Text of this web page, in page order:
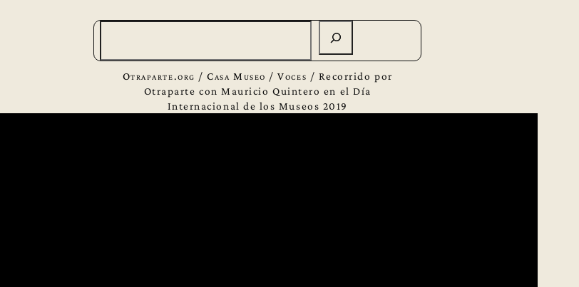
a
Otraparte.org /Casa Museo /Voces / Recorrido por
Otraparte con Mauricio Quintero en el Día
Internacional de los Museos 2019